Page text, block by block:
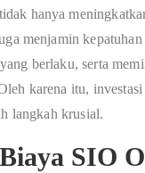
hanya
menjamin
berlaku, serta
karena itu,
langkah krusial.
Biaya SIO